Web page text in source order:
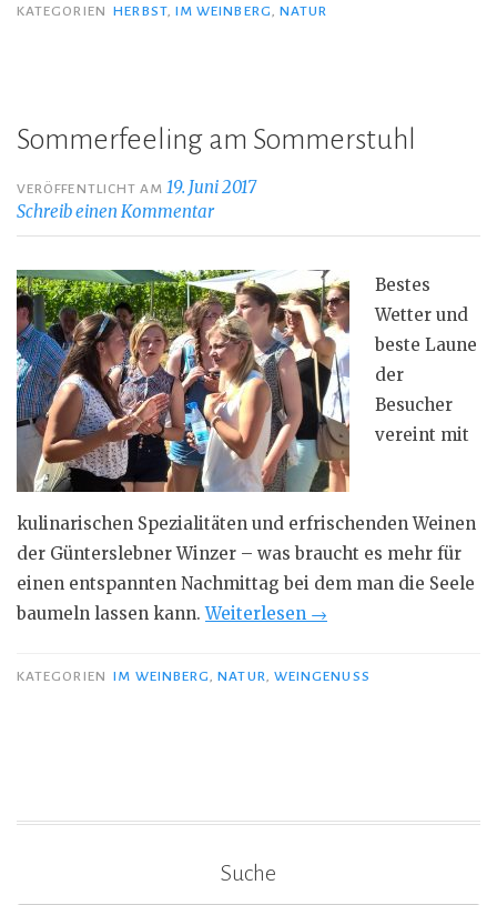
KATEGORIEN HERBST, IM WEINBERG NATUR
Sommerfeeling am Sommerstuhl
VERÖFFENTLICHT AM 19. Juni 2017
Schreib einen Kommentar
Bestes
Wetter und
beste Laune
der
Besucher
vereint mit
kulinarischen Spezialitäten und erfrischenden Weinen
der Günterslebner Winzer – was braucht es mehr für
einen entspannten Nachmittag bei dem man die Seele
baumeln lassen kann.Weiterlesen „Sommerfeeling
Sommerstuhl“
→
KATEGORIEN IM WEINBERG,NATUR, WEINGENUSS
Suche